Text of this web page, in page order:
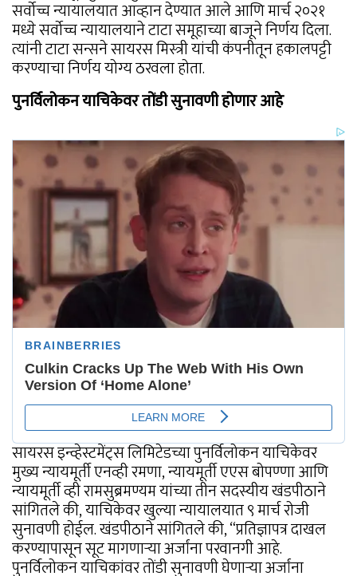
सर्वोच्च न्यायालयात आव्हान देण्यात आले आणि मार्च २०२१
मध्ये सर्वोच्च न्यायालयाने टाटा समूहाच्या बाजूने निर्णय दिला.
त्यांनी टाटा सन्सने सायरस मिस्त्री यांची कंपनीतून हकालपट्टी
करण्याचा निर्णय योग्य ठरवला होता.
पुनर्विलोकन याचिकेवर तोंडी सुनावणी होणार आहे
सायरस इन्व्हेस्टमेंट्स लिमिटेडच्या पुनर्विलोकन याचिकेवर
मुख्य न्यायमूर्ती एनव्ही रमणा, न्यायमूर्ती एएस बोपण्णा आणि
न्यायमूर्ती व्ही रामसुब्रमण्यम यांच्या तीन सदस्यीय खंडपीठाने
सांगितले की, याचिकेवर खुल्या न्यायालयात ९ मार्च रोजी
सुनावणी होईल. खंडपीठाने सांगितले की, “प्रतिज्ञापत्र दाखल
करण्यापासून सूट मागणाऱ्या अर्जांना परवानगी आहे.
पुनर्विलोकन याचिकांवर तोंडी सुनावणी घेणार्‍या अर्जांना